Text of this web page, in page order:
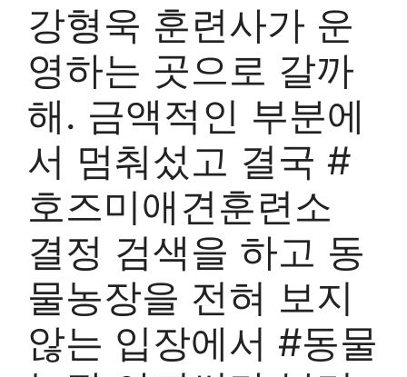
강형욱 훈련사가 운
영하는 곳으로 갈까
해. 금액적인 부분에
서 멈춰섰고 결국 #
호즈미애견훈련소
결정 검색을 하고 동
물농장을 전혀 보지
않는 입장에서 #동물